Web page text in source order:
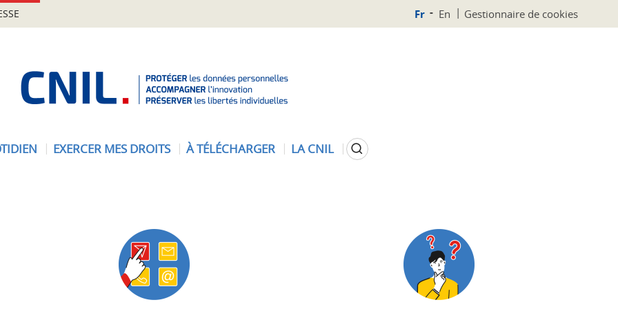
Fr En Gestionnaire de cookies
EXERCER MES DROITS À TÉLÉCHARGER LA CNIL Rechercher